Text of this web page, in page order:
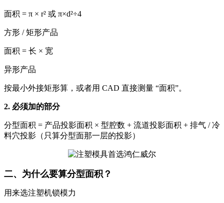
面积 = π × r² 或 π×d²÷4
方形 / 矩形产品
面积 = 长 × 宽
异形产品
按最小外接矩形算，或者用 CAD 直接测量 “面积”。
2. 必须加的部分
分型面积 = 产品投影面积 × 型腔数 + 流道投影面积 + 排气 / 冷
料穴投影（只算分型面那一层的投影）
二、为什么要算分型面积？
用来选注塑机锁模力